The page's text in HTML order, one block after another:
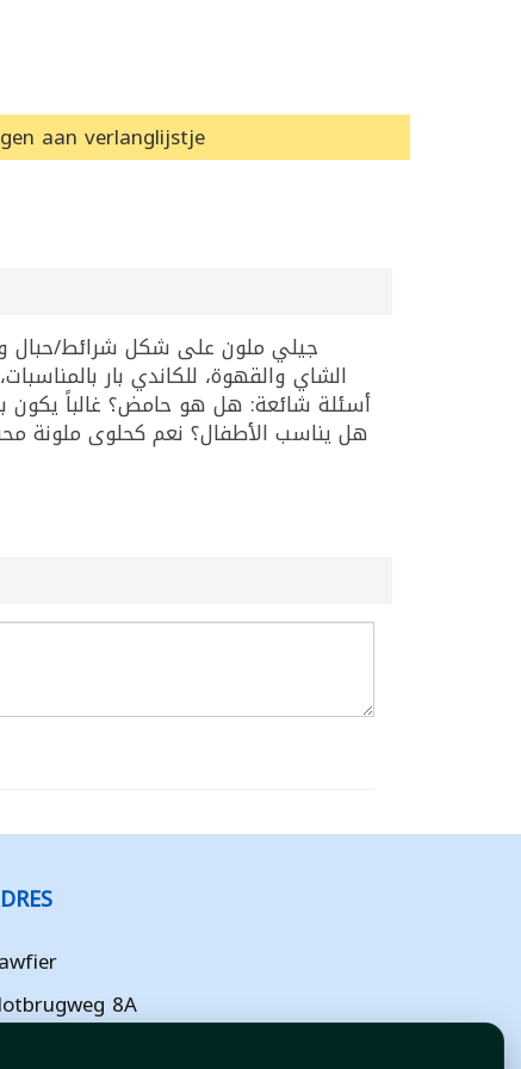
aan verlanglijstje
الشاي والقهوة، للكاندي بار
أسئلة شائعة: هل هو حامض؟ غالباً
هل يناسب الأطفال؟ نعم كحلوى ملونة
8A